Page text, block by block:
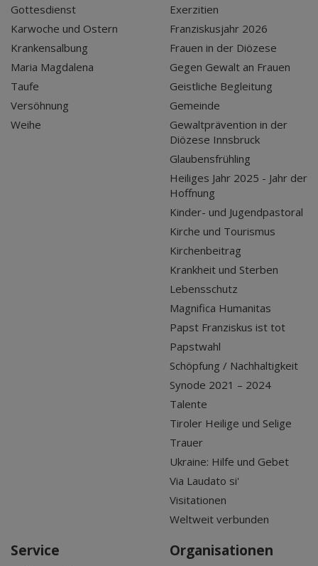
Gottesdienst
Karwoche und Ostern
Krankensalbung
Maria Magdalena
Taufe
Versöhnung
Weihe
Exerzitien
Franziskusjahr 2026
Frauen in der Diözese
Gegen Gewalt an Frauen
Geistliche Begleitung
Gemeinde
Gewaltprävention in der
Diözese Innsbruck
Glaubensfrühling
Heiliges Jahr 2025 - Jahr der
Hoffnung
Kinder- und Jugendpastoral
Kirche und Tourismus
Kirchenbeitrag
Krankheit und Sterben
Lebensschutz
Magnifica Humanitas
Papst Franziskus ist tot
Papstwahl
Schöpfung / Nachhaltigkeit
Synode 2021 – 2024
Talente
Tiroler Heilige und Selige
Trauer
Ukraine: Hilfe und Gebet
Via Laudato si'
Visitationen
Weltweit verbunden
Service
Organisationen